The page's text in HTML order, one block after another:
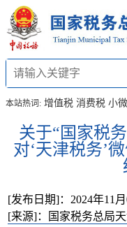
本站热词: 增值税 消费税 小
关于“国家税
对‘天津税务’
[发布日期]：2024年11月
[来源]：国家税务总局